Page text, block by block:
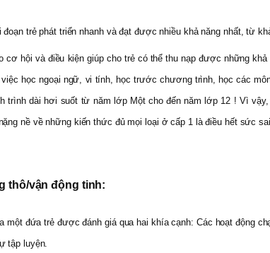
đoạn trẻ phát triển nhanh và đạt được nhiều khả năng nhất, từ
cơ hội và điều kiện giúp cho trẻ có thể thu nạp được những
việc học ngoại ngữ, vi tính, học trước chương trình, học các
trình dài hơi suốt từ năm lớp Một cho đến năm lớp 12 ! Vì
nề về những kiến thức đủ mọi loại ở cấp 1 là điều hết sức sai
thô/vận động tinh:
một đứa trẻ được đánh giá qua hai khía cạnh: Các hoạt động
tập luyện.